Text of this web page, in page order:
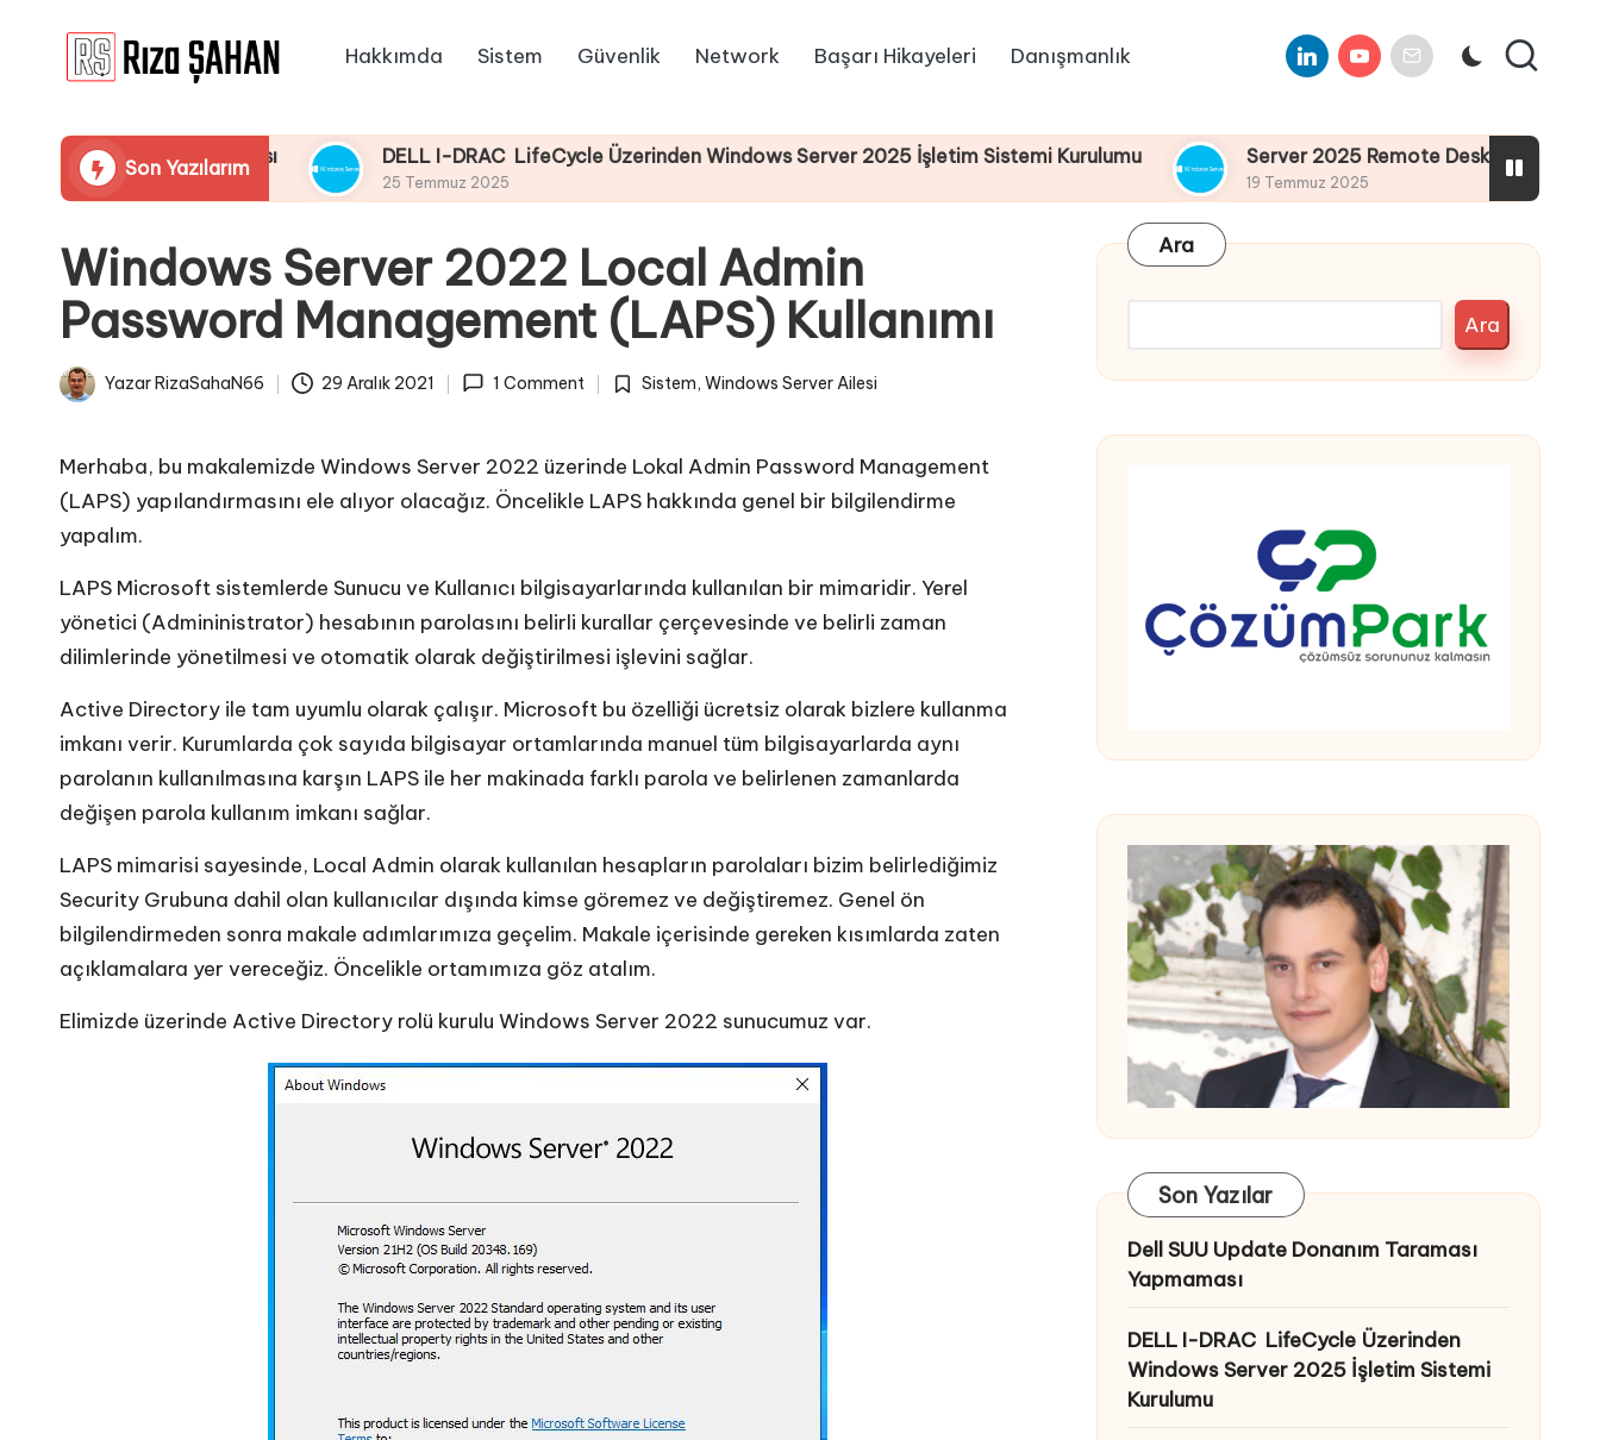
content
ı
z
a
Ş
A
H
N
Bilgi
Paylaşım
Portalı
Hakkımda Sistem Güvenlik Network Başarı Hikayeleri Danışmanlık LinkedinYoutube
E-
Mail
Son Yazılarım
Yapmaması DELL I-DRAC LifeCycle Üzerinden Windows Server 2025 İşletim Sistemi Kurulumu
25 Temmuz 2025
Server 2025 Remote Desktop Services Bölüm4 :
19 Temmuz 2025
Windows Server 2022 Local Admin
Password Management (LAPS) Kullanımı
Posted
Yazar RizaSahaN66 29 Aralık 2021 1 Comment
Posted
Sistem, Windows Server Ailesi
Merhaba, bu makalemizde Windows Server 2022 üzerinde Lokal Admin Password Management
(LAPS) yapılandırmasını ele alıyor olacağız. Öncelikle LAPS hakkında genel bir bilgilendirme
yapalım.
LAPS Microsoft sistemlerde Sunucu ve Kullanıcı bilgisayarlarında kullanılan bir mimaridir. Yerel
yönetici (Admininistrator) hesabının parolasını belirli kurallar çerçevesinde ve belirli zaman
dilimlerinde yönetilmesi ve otomatik olarak değiştirilmesi işlevini sağlar.
Active Directory ile tam uyumlu olarak çalışır. Microsoft bu özelliği ücretsiz olarak bizlere kullanma
imkanı verir. Kurumlarda çok sayıda bilgisayar ortamlarında manuel tüm bilgisayarlarda aynı
parolanın kullanılmasına karşın LAPS ile her makinada farklı parola ve belirlenen zamanlarda
değişen parola kullanım imkanı sağlar.
LAPS mimarisi sayesinde, Local Admin olarak kullanılan hesapların parolaları bizim belirlediğimiz
Security Grubuna dahil olan kullanıcılar dışında kimse göremez ve değiştiremez. Genel ön
bilgilendirmeden sonra makale adımlarımıza geçelim. Makale içerisinde gereken kısımlarda zaten
açıklamalara yer vereceğiz. Öncelikle ortamımıza göz atalım.
Elimizde üzerinde Active Directory rolü kurulu Windows Server 2022 sunucumuz var.
Ara
Ara
Son Yazılar
Dell SUU Update Donanım Taraması
Yapmaması
DELL I-DRAC LifeCycle Üzerinden
Windows Server 2025 İşletim Sistemi
Kurulumu